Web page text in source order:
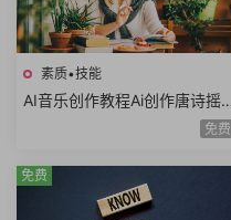
素质•技能
AI音乐创作教程Ai创作唐诗摇
滚AI复活老照片AI制作MV情歌
免费
免费